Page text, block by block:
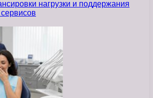
нагрузки и поддержания